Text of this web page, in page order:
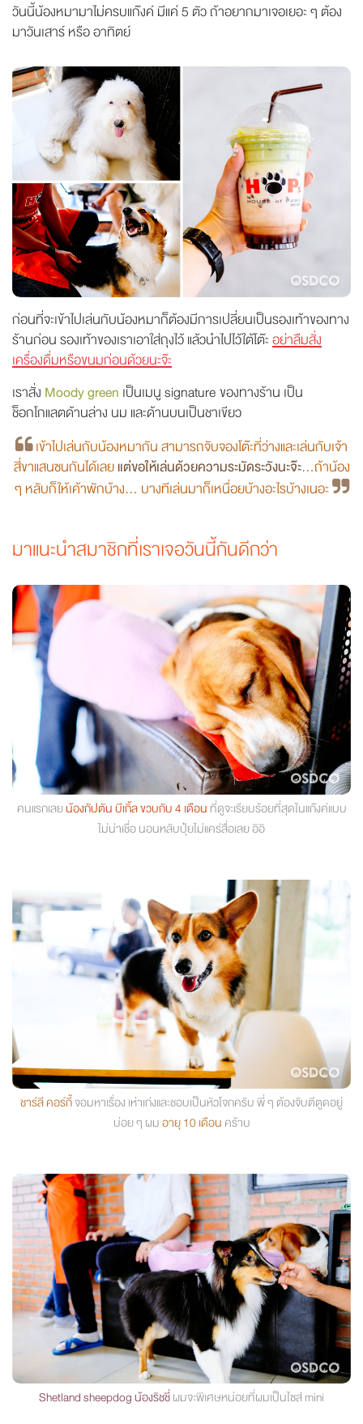
วันนี้น้องหมามาไม่ครบแก๊งค์ มีแค่ 5 ตัว ถ้าอยากมาเจอเยอะ ๆ ต้อง
มาวันเสาร์ หรือ อาทิตย์
ก่อนที่จะเข้าไปเล่นกับน้องหมาก็ต้องมีการเปลี่ยนเป็นรองเท้าของทาง
ร้านก่อน รองเท้าของเราเอาใส่ถุงไว้ แล้วนำไปไว้ใต้โต๊ะอย่าลืมสั่ง
เครื่องดื่มหรือขนมก่อนด้วยนะจ๊ะ
เราสั่ง Moody green เป็นเมนู signature ของทางร้าน เป็น
ช็อกโกแลตด้านล่าง นม และด้านบนเป็นชาเขียว
เข้าไปเล่นกับน้องหมากัน สามารถจับจองโต๊ะที่ว่างและเล่นกับเจ้า
สี่ขาแสนซนกันได้เลยแต่ขอให้เล่นด้วยความระมัดระวังนะจ๊ะ...ถ้าน้อง
ๆ หลับก็ให้เค้าพักบ้าง... บางทีเล่นมาก็เหนื่อยบ้างอะไรบ้างเนอะ
มาแนะนำสมาชิกที่เราเจอวันนี้กันดีกว่า
คนแรกเลยน้องกัปตัน บีเกิ้ล ขวบกับ 4 เดือน ที่ดูจะเรียบร้อยที่สุดในแก๊งค์แบบ
ไม่น่าเชื่อ นอนหลับปุ๋ยไม่แคร์สื่อเลย อิอิ
ชาร์ลี คอร์กี้จอมหาเรื่อง เห่าเก่งและชอบเป็นหัวโจกครับ พี่ ๆ ต้องจับตีตูดอยู่
บ่อย ๆ ผมอายุ 10 เดือน คร้าบ
Shetland sheepdog น้องริชชี่ผมจะพิเศษหน่อยที่ผมเป็นไซส์ mini